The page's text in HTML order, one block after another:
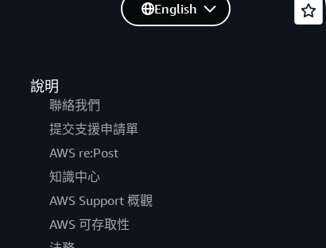
說明
聯絡我們
提交支援申請單
AWS re:Post
知識中心
AWS Support 概觀
AWS 可存取性
English